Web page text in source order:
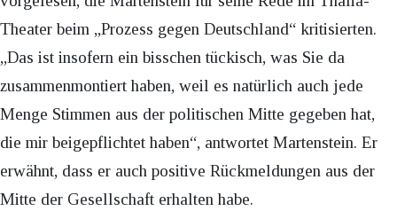
Theater beim „Prozess gegen Deutschland“ kritisierten.
„Das ist insofern ein bisschen tückisch, was Sie da
zusammenmontiert haben, weil es natürlich auch jede
Menge Stimmen aus der politischen Mitte gegeben hat,
die mir beigepflichtet haben“, antwortet Martenstein. Er
erwähnt, dass er auch positive Rückmeldungen aus der
Mitte der Gesellschaft erhalten habe.